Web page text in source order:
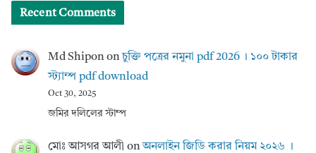
Recent Comments
Md Shipononচুক্তি পত্রের নমুনা pdf 2026 । ১০০ টাকার
স্ট্যাম্প pdf download
Oct 30, 2025
জমির দলিলের স্টাম্প
মোঃ আসগর আলী onঅনলাইন জিডি করার নিয়ম ২০২৬ ।